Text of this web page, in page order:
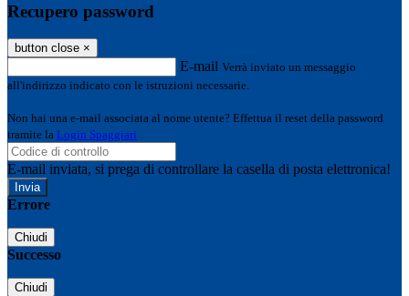
Recupero password
button close ×
E-mail Verrà inviato un messaggio
all'indirizzo indicato con le istruzioni necessarie.
Non hai una e-mail associata al nome utente? Effettua il reset della password
tramite la Login Spaggiari
E-mail inviata, si prega di controllare la casella di posta elettronica!
Errore
Chiudi
Successo
Chiudi